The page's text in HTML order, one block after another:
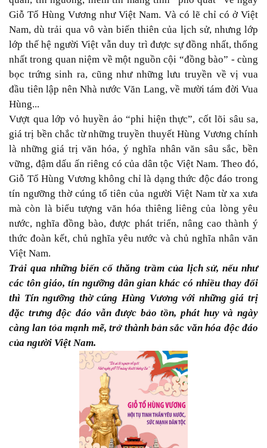
Giỗ Tổ Hùng Vương như Việt Nam. Và có lẽ chỉ có ở Việt
Nam, dù trải qua vô vàn biến thiên của lịch sử, nhưng lớp
lớp thế hệ người Việt vẫn duy trì được sự đồng nhất, thống
nhất trong quan niệm về một nguồn cội “đồng bào” - cùng
bọc trứng sinh ra, cũng như những lưu truyền về vị vua
đầu tiên lập nên Nhà nước Văn Lang, về mười tám đời Vua
Hùng...
Vượt qua lớp vỏ huyền ảo “phi hiện thực”, cốt lõi sâu sa,
giá trị bền chắc từ những truyền thuyết Hùng Vương chính
là những giá trị văn hóa, ý nghĩa nhân văn sâu sắc, bền
vững, đậm dấu ấn riêng có của dân tộc Việt Nam. Theo đó,
Giỗ Tổ Hùng Vương không chỉ là dạng thức độc đáo trong
tín ngưỡng thờ cúng tổ tiên của người Việt Nam từ xa xưa
mà còn là biểu tượng văn hóa thiêng liêng của lòng yêu
nước, nghĩa đồng bào, được phát triển, nâng cao thành ý
thức đoàn kết, chủ nghĩa yêu nước và chủ nghĩa nhân văn
Việt Nam.
Trải qua những biến cố thăng trầm của lịch sử, nếu như
các tôn giáo, tín ngưỡng dân gian khác có nhiều thay đổi
thì Tín ngưỡng thờ cúng Hùng Vương với những giá trị
đặc trưng độc đáo vẫn được bảo tồn, phát huy và ngày
càng lan tỏa mạnh mẽ, trở thành bản sắc văn hóa độc đáo
của người Việt Nam.